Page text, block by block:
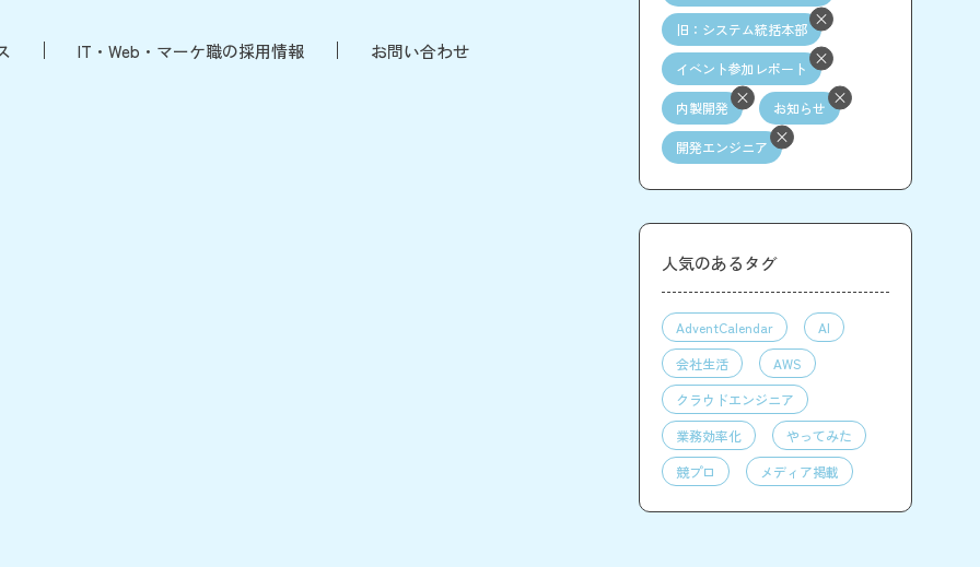
IT・Web・マーケ職の採用情報 お問い合わせ
旧：システム統括本部
イベント参加レポート
内製開発 お知らせ
開発エンジニア
人気のあるタグ
AdventCalendar
AI
会社生活
AWS
クラウドエンジニア
業務効率化
やってみた
競プロ
メディア掲載